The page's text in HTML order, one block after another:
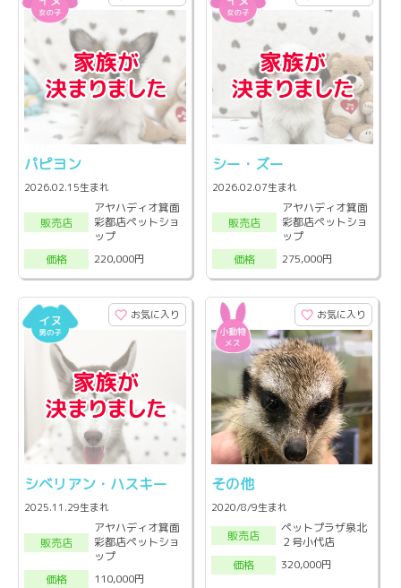
パピヨン
2026.02.15生まれ
販売店
アヤハディオ箕面
彩都店ペットショ
ップ
価格
220,000円
シー・ズー
2026.02.07生まれ
販売店
アヤハディオ箕面
彩都店ペットショ
ップ
価格
275,000円
お気に入り
シベリアン・ハスキー
2025.11.29生まれ
販売店
アヤハディオ箕面
彩都店ペットショ
ップ
価格
110,000円
お気に入り
その他
2020/8/9生まれ
販売店
ペットプラザ泉北
２号小代店
価格
320,000円